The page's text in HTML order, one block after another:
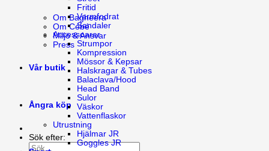
Om Bagheera
Om Cébé
Miljö & Ansvar
Press
Vår butik
Ångra köp
Sök efter:
Fritid
Varmfodrat
Sandaler
Accessoarer
Strumpor
Kompression
Mössor & Kepsar
Halskragar & Tubes
Balaclava/Hood
Head Band
Sulor
Väskor
Vattenflaskor
Utrustning
Hjälmar JR
Goggles JR